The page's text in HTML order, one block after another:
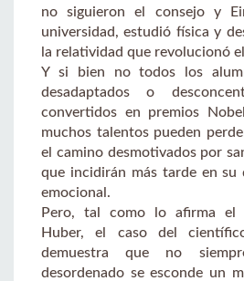
no siguieron el consejo y
universidad, estudió física y
la relatividad que revolucionó
Y si bien no todos los
desadaptados o
convertidos en premios
muchos talentos pueden
el camino desmotivados por
que incidirán más tarde en su
emocional.
Pero, tal como lo afirma el
Huber, el caso del
demuestra que no
desordenado se esconde un